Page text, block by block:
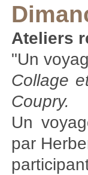
Ateliers
"Un
Collage
Coupry.
Un
par